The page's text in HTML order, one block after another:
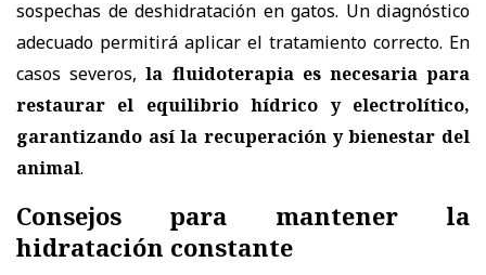
sospechas de deshidratación en gatos. Un diagnóstico
adecuado permitirá aplicar el tratamiento correcto. En
casos severos,la fluidoterapia es necesaria para
restaurar el equilibrio hídrico y electrolítico,
garantizando así la recuperación y bienestar del
animal.
Consejos para mantener la
hidratación constante